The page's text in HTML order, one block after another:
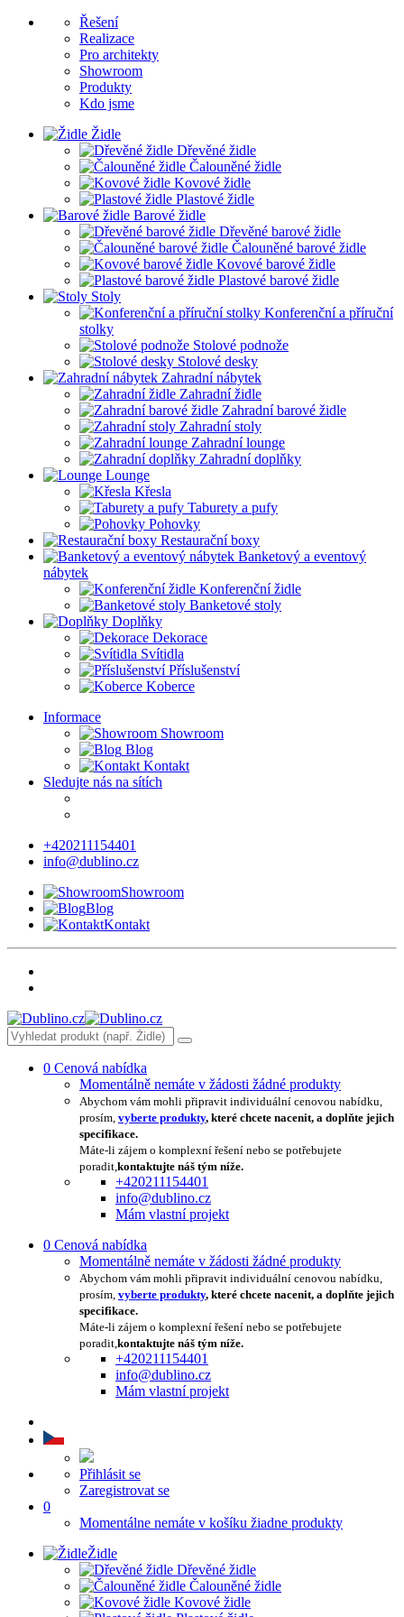
Řešení
Realizace
Pro architekty
Showroom
Produkty
Kdo jsme
Židle
Dřevěné židle
Čalouněné židle
Kovové židle
Plastové židle
Barové židle
Dřevěné barové židle
Čalouněné barové židle
Kovové barové židle
Plastové barové židle
Stoly
Konferenční a příruční
stolky
Stolové podnože
Stolové desky
Zahradní nábytek
Zahradní židle
Zahradní barové židle
Zahradní stoly
Zahradní lounge
Zahradní doplňky
Lounge
Křesla
Taburety a pufy
Pohovky
Restaurační boxy
Banketový a eventový
nábytek
Konferenční židle
Banketové stoly
Doplňky
Dekorace
Svítidla
Příslušenství
Koberce
Informace
Showroom
Blog
Kontakt
Sledujte nás na sítích
+420211154401
info@dublino.cz
Showroom
Blog
Kontakt
0 Cenová nabídka
Momentálně nemáte v žádosti žádné produkty
Abychom vám mohli připravit individuální cenovou nabídku,
prosím, vyberte produkty, které chcete nacenit, a doplňte jejich
specifikace.
Máte-li zájem o komplexní řešení nebo se potřebujete
poradit,kontaktujte náš tým níže.
+420211154401
info@dublino.cz
Mám vlastní projekt
0 Cenová nabídka
Momentálně nemáte v žádosti žádné produkty
Abychom vám mohli připravit individuální cenovou nabídku,
prosím, vyberte produkty, které chcete nacenit, a doplňte jejich
specifikace.
Máte-li zájem o komplexní řešení nebo se potřebujete
poradit,kontaktujte náš tým níže.
+420211154401
info@dublino.cz
Mám vlastní projekt
Přihlásit se
Zaregistrovat se
0
Momentálne nemáte v košíku žiadne produkty
Židle
Dřevěné židle
Čalouněné židle
Kovové židle